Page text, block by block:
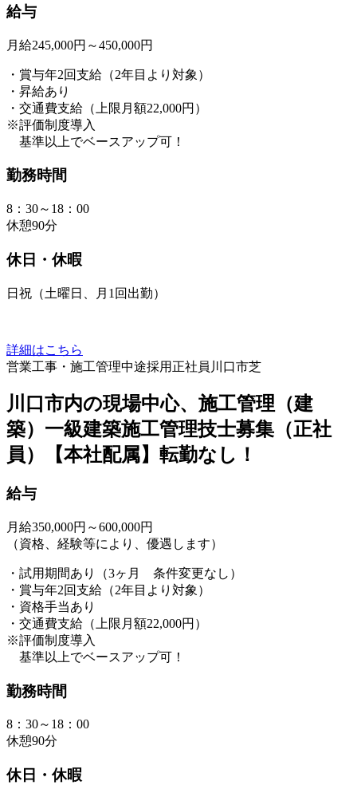
給与
月給245,000円～450,000円
・賞与年2回支給（2年目より対象）
・昇給あり
・交通費支給（上限月額22,000円）
※評価制度導入
基準以上でベースアップ可！
勤務時間
8：30～18：00
休憩90分
休日・休暇
日祝（土曜日、月1回出勤）
詳細はこちら
営業工事・施工管理中途採用 正社員 川口市芝
川口市内の現場中心、施工管理（建
築）一級建築施工管理技士募集（正社
員）【本社配属】転勤なし！
給与
月給350,000円～600,000円
（資格、経験等により、優遇します）
・試用期間あり（3ヶ月 条件変更なし）
・賞与年2回支給（2年目より対象）
・資格手当あり
・交通費支給（上限月額22,000円）
※評価制度導入
基準以上でベースアップ可！
勤務時間
8：30～18：00
休憩90分
休日・休暇